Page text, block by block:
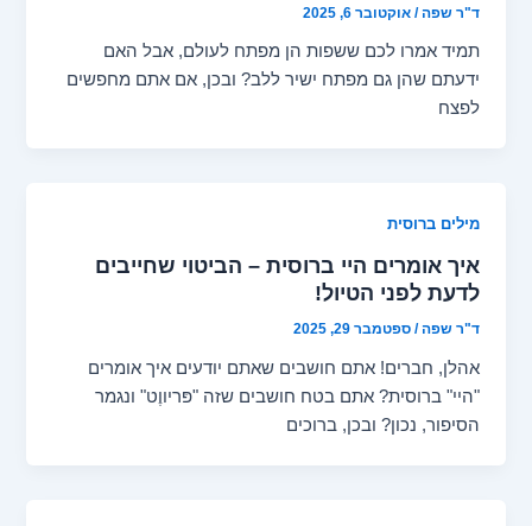
ד"ר שפה/אוקטובר 6, 2025
תמיד אמרו לכם ששפות הן מפתח לעולם, אבל האם
ידעתם שהן גם מפתח ישיר ללב? ובכן, אם אתם מחפשים
לפצח
מילים ברוסית
איך אומרים היי ברוסית – הביטוי שחייבים
לדעת לפני הטיול!
ד"ר שפה/ספטמבר 29, 2025
אהלן, חברים! אתם חושבים שאתם יודעים איך אומרים
"היי" ברוסית? אתם בטח חושבים שזה "פּריווֶט" ונגמר
הסיפור, נכון? ובכן, ברוכים